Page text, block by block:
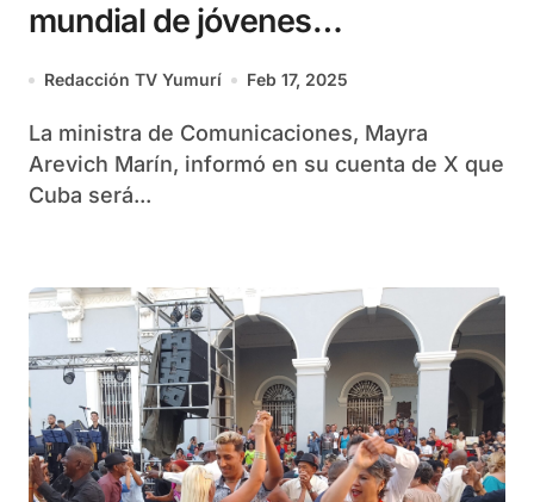
mundial de jóvenes
telecomunicadores
Redacción TV Yumurí Feb 17, 2025
La ministra de Comunicaciones, Mayra
Arevich Marín, informó en su cuenta de X que
Cuba será...